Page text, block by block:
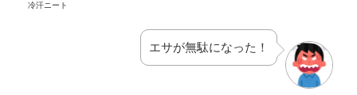
冷汗ニート
エサが無駄になった！